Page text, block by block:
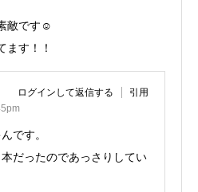
敵です☺️
ます！！
ログインして返信する 引用
です。
だったのであっさりしてい